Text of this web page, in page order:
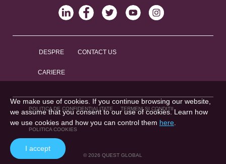
DESPRE CONTACT US
CARIERE
POLITICA DE CONFIDENȚIALITATE TERMENI ȘI CONDIȚII
POLITICA COOKIES
© 2026 QUEST GLOBAL
We make use of cookies. If you continue browsing our website,
we assume that you consent to our use of cookies. Learn how
we use cookies and how you can control them here
I accept